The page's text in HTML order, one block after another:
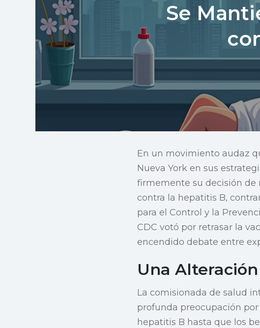
Se
En un movimiento audaz
Nueva York en sus
firmemente su decisión de
contra la hepatitis B,
para el Control y la
CDC votó por retrasar la
encendido debate entre
Una
La comisionada de salud
profunda preocupación
hepatitis B hasta que los